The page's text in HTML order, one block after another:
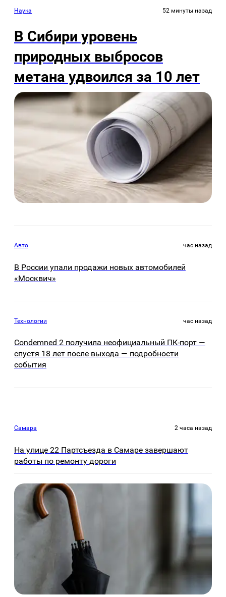
Наука 52 минуты назад
В Сибири уровень
природных выбросов
метана удвоился за 10 лет
Авто час назад
В России упали продажи новых автомобилей
«Москвич»
Технологии час назад
Condemned 2 получила неофициальный ПК-порт —
спустя 18 лет после выхода — подробности
события
Самара 2 часа назад
На улице 22 Партсъезда в Самаре завершают
работы по ремонту дороги